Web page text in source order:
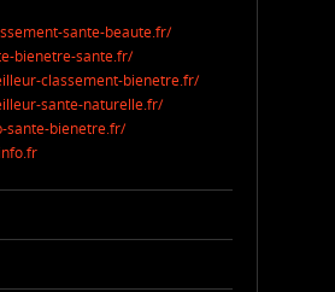
sante-beaute.fr/
bienetre-sante.fr/
classement-bienetre.fr/
sante-naturelle.fr/
sante-bienetre.fr/